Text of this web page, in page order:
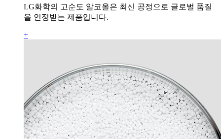
LG화학의 고순도 알코올은 최신 공정으로 글로벌 품질
을 인정받는 제품입니다.
+